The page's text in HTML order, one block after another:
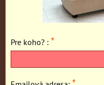
Pre koho? : *